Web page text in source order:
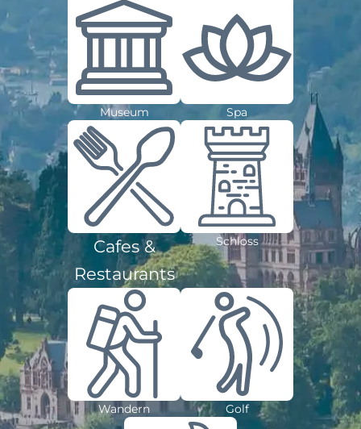
Museum Spa
Cafes &
Restaurants
Schloss
Wandern Golf